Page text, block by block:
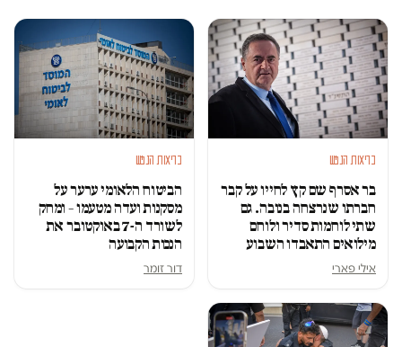
בריאות הנפש
בר אסרף שם קץ לחייו על קבר
חברתו שנרצחה בנובה. גם
שתי לוחמות סדיר ולוחם
מילואים התאבדו השבוע
אילי פארי
בריאות הנפש
הביטוח הלאומי ערער על
מסקנות ועדה מטעמו – ומחק
לשורד ה-7 באוקטובר את
הנכות הקבועה
דור זומר